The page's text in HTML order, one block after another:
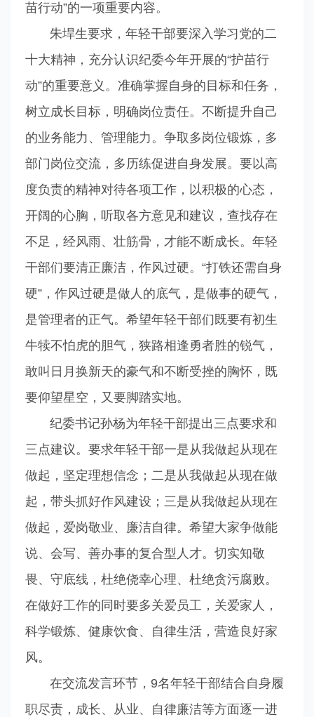
苗行动”的一项重要内容。
朱垾生要求，年轻干部要深入学习党的二
十大精神，充分认识纪委今年开展的“护苗行
动”的重要意义。准确掌握自身的目标和任务，
树立成长目标，明确岗位责任。不断提升自己
的业务能力、管理能力。争取多岗位锻炼，多
部门岗位交流，多历练促进自身发展。要以高
度负责的精神对待各项工作，以积极的心态，
开阔的心胸，听取各方意见和建议，查找存在
不足，经风雨、壮筋骨，才能不断成长。年轻
干部们要清正廉洁，作风过硬。“打铁还需自身
硬”，作风过硬是做人的底气，是做事的硬气，
是管理者的正气。希望年轻干部们既要有初生
牛犊不怕虎的胆气，狭路相逢勇者胜的锐气，
敢叫日月换新天的豪气和不断受挫的胸怀，既
要仰望星空，又要脚踏实地。
纪委书记孙杨为年轻干部提出三点要求和
三点建议。要求年轻干部一是从我做起从现在
做起，坚定理想信念；二是从我做起从现在做
起，带头抓好作风建设；三是从我做起从现在
做起，爱岗敬业、廉洁自律。希望大家争做能
说、会写、善办事的复合型人才。切实知敬
畏、守底线，杜绝侥幸心理、杜绝贪污腐败。
在做好工作的同时要多关爱员工，关爱家人，
科学锻炼、健康饮食、自律生活，营造良好家
风。
在交流发言环节，9名年轻干部结合自身履
职尽责，成长、从业、自律廉洁等方面逐一进